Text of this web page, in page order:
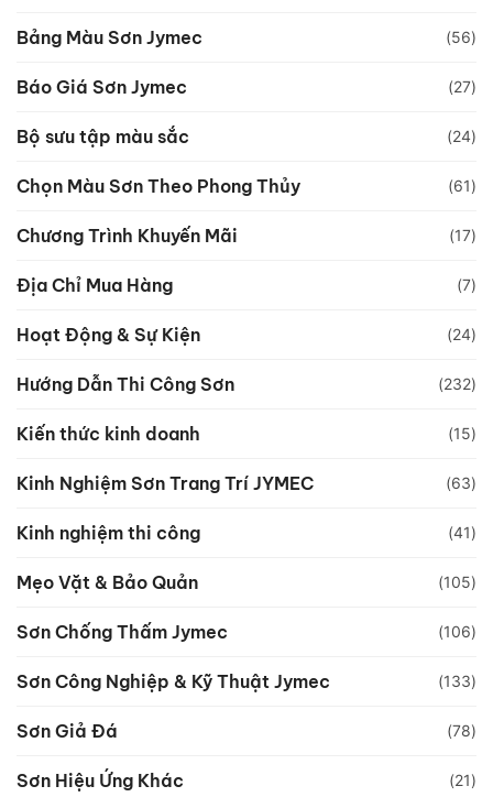
Bảng Màu Sơn Jymec (56)
Báo Giá Sơn Jymec (27)
Bộ sưu tập màu sắc (24)
Chọn Màu Sơn Theo Phong Thủy (61)
Chương Trình Khuyến Mãi (17)
Địa Chỉ Mua Hàng (7)
Hoạt Động & Sự Kiện (24)
Hướng Dẫn Thi Công Sơn (232)
Kiến thức kinh doanh (15)
Kinh Nghiệm Sơn Trang Trí JYMEC (63)
Kinh nghiệm thi công (41)
Mẹo Vặt & Bảo Quản (105)
Sơn Chống Thấm Jymec (106)
Sơn Công Nghiệp & Kỹ Thuật Jymec (133)
Sơn Giả Đá (78)
Sơn Hiệu Ứng Khác (21)